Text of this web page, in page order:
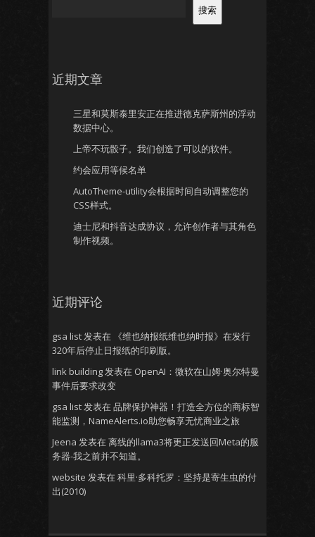
搜索
近期文章
三星和莫斯泰里安正在推进德克萨斯州的浮动
数据中心。
上帝不玩骰子。我们创造了可以的软件。
约会应用等候名单
AutoTheme-utility会根据时间自动调整您的
CSS样式。
迪士尼和抖音达成协议，允许创作者与其角色
制作视频。
近期评论
gsa list发表在
《维也纳报纸维也纳时报》在发行
320年后停止日报纸的印刷版。
link building发表在 OpenAI：微软在山姆·奥尔特曼
事件后要求改变
gsa list发表在 品牌保护神器！打造全方位的商标智
能监测，NameAlerts.io助您畅享无忧商业之旅
Jeena 发表在 离线的llama3将更正发送回Meta的服
务器-我之前并不知道。
website 发表在 科里·多科托罗：坚持是寄生虫的付
出(2010)